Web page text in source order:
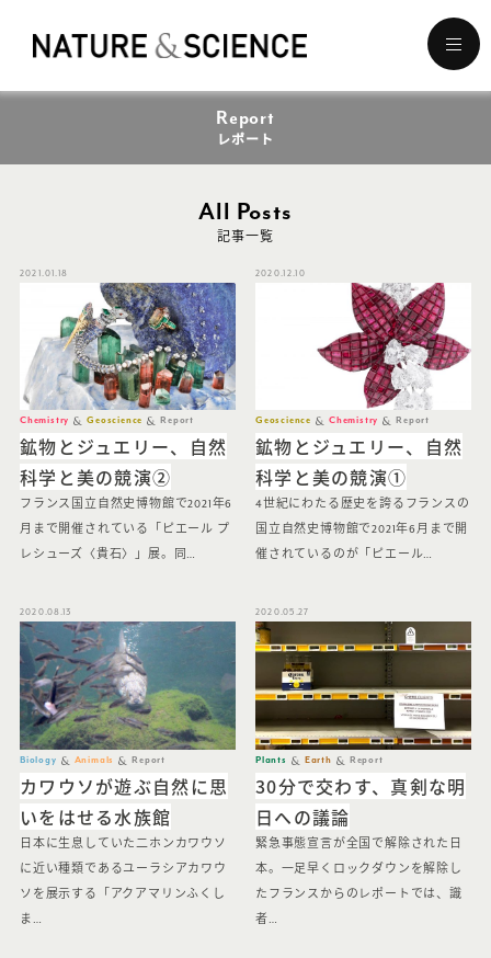
ュ
Report
レポート
All Posts
記事一覧
Chemistry Geoscience Report
2021.01.18
鉱物とジュエリー、自然
科学と美の競演②
フランス国立自然史博物館で2021年6
月まで開催されている「ピエール プ
レシューズ〈貴石〉」展。同…
Geoscience Chemistry Report
2020.12.10
鉱物とジュエリー、自然
科学と美の競演①
4世紀にわたる歴史を誇るフランスの
国立自然史博物館で2021年6月まで開
催されているのが「ピエール…
Biology Animals Report
2020.08.13
カワウソが遊ぶ自然に思
いをはせる水族館
日本に生息していた二ホンカワウソ
に近い種類であるユーラシアカワウ
ソを展示する「アクアマリンふくし
ま…
Plants Earth Report
2020.05.27
30分で交わす、真剣な明
日への議論
緊急事態宣言が全国で解除された日
本。一足早くロックダウンを解除し
たフランスからのレポートでは、識
者…